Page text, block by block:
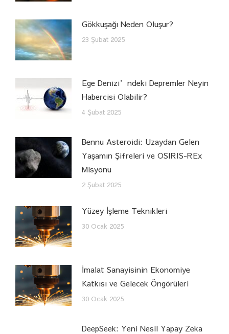
Gökkuşağı Neden Oluşur?
23 Şubat 2025
Ege Denizi’ndeki Depremler Neyin
Habercisi Olabilir?
4 Şubat 2025
Bennu Asteroidi: Uzaydan Gelen
Yaşamın Şifreleri ve OSIRIS-REx
Misyonu
2 Şubat 2025
Yüzey İşleme Teknikleri
30 Ocak 2025
İmalat Sanayisinin Ekonomiye
Katkısı ve Gelecek Öngörüleri
30 Ocak 2025
DeepSeek: Yeni Nesil Yapay Zeka